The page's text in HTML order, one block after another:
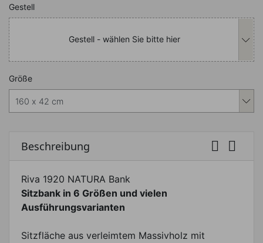
Nachfolgend können Sie das
Gestell
Gestell - wählen Sie bitte hier
Nachfolgend können Sie das
Größe
Beschreibung  
Riva 1920 NATURA Bank
Sitzbank in 6 Größen und vielen
Ausführungsvarianten
Sitzfläche aus verleimtem Massivholz mit